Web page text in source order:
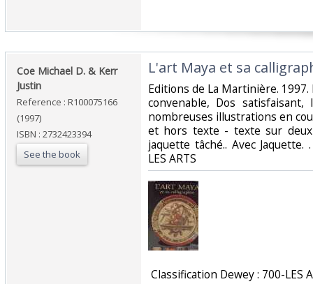
‎Coe Michael D. & Kerr
Justin‎
Reference : R100075166
(1997)
ISBN : 2732423394
See the book
‎L'art Maya et sa
‎Editions de La Martinière. 1997.
convenable, Dos
nombreuses illustrations en
et hors texte - texte sur
jaquette tâché.. Avec
LES ARTS‎
Classification Dewey : 700-LES